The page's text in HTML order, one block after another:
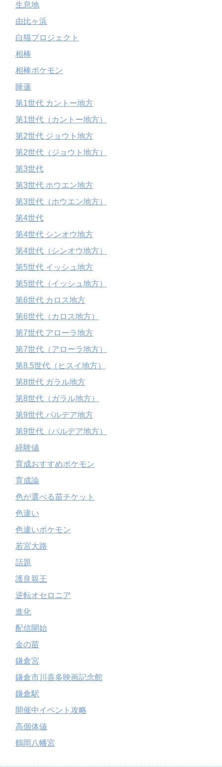
生息地
由比ヶ浜
白猫プロジェクト
相棒
相棒ポケモン
睡蓮
第1世代 カントー地方
第1世代（カントー地方）
第2世代 ジョウト地方
第2世代（ジョウト地方）
第3世代
第3世代 ホウエン地方
第3世代（ホウエン地方）
第4世代
第4世代 シンオウ地方
第4世代（シンオウ地方）
第5世代 イッシュ地方
第5世代（イッシュ地方）
第6世代 カロス地方
第6世代（カロス地方）
第7世代 アローラ地方
第7世代（アローラ地方）
第8.5世代（ヒスイ地方）
第8世代 ガラル地方
第8世代（ガラル地方）
第9世代 パルデア地方
第9世代（パルデア地方）
経験値
育成おすすめポケモン
育成論
色が選べる苗チケット
色違い
色違いポケモン
若宮大路
話題
護良親王
逆転オセロニア
進化
配信開始
金の苗
鎌倉宮
鎌倉市川喜多映画記念館
鎌倉駅
開催中イベント攻略
高個体値
鶴岡八幡宮